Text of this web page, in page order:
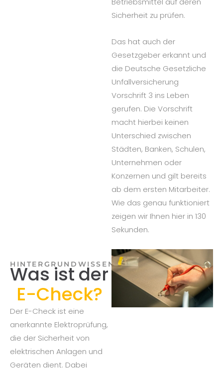
Sicherheit zu prüfen.
Das hat auch der
Gesetzgeber erkannt und
die Deutsche Gesetzliche
Unfallversicherung
Vorschrift 3 ins Leben
gerufen. Die Vorschrift
macht hierbei keinen
Unterschied zwischen
Städten, Banken, Schulen,
Unternehmen oder
Konzernen und gilt bereits
ab dem ersten Mitarbeiter.
Wie das genau funktioniert
zeigen wir Ihnen hier in 130
Sekunden.
HINTERGRUNDWISSEN
Was ist der
E-Check?
Der E-Check ist eine
anerkannte Elektroprüfung,
die der Sicherheit von
elektrischen Anlagen und
Geräten dient. Dabei